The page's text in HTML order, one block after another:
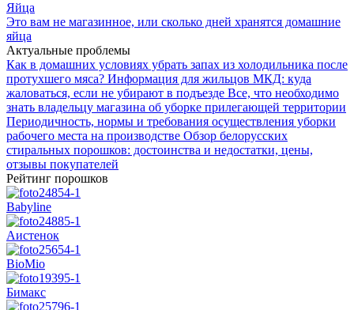
Яйца
Это вам не магазинное, или сколько дней хранятся домашние
яйца
Актуальные проблемы
Как в домашних условиях убрать запах из холодильника после
протухшего мяса? Информация для жильцов МКД: куда
жаловаться, если не убирают в подъезде Все, что необходимо
знать владельцу магазина об уборке прилегающей территории
Периодичность, нормы и требования осуществления уборки
рабочего места на производстве Обзор белорусских
стиральных порошков: достоинства и недостатки, цены,
отзывы покупателей
Рейтинг порошков
Babyline
Аистенок
BioMio
Бимакс